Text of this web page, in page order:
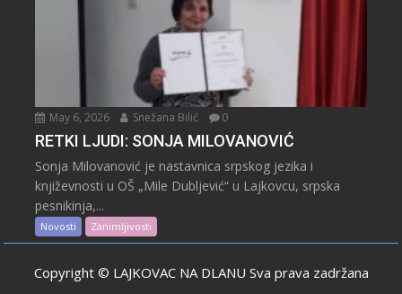
May 6, 2026 Snežana Bilić 0
RETKI LJUDI: SONJA MILOVANOVIĆ
Sonja Milovanović je nastavnica srpskog jezika i
književnosti u OŠ „Mile Dubljević“ u Lajkovcu, srpska
pesnikinja,...
Novosti Zanimljivosti
Copyright © LAJKOVAC NA DLANU Sva prava zadržana